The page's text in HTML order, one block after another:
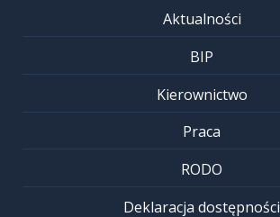
Aktualności
BIP
Kierownictwo
Praca
RODO
Deklaracja dostępności